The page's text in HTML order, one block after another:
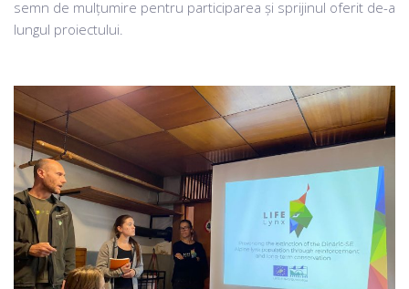
semn de mulțumire pentru participarea și sprijinul oferit de-a
lungul proiectului.